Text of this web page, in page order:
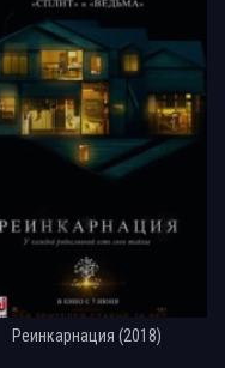
Реинкарнация (2018)